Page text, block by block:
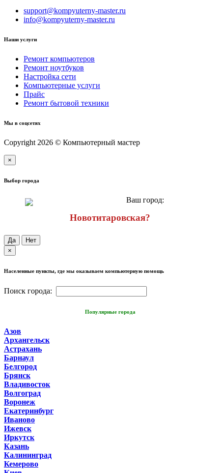
support@kompyuterny-master.ru
info@kompyuterny-master.ru
Наши услуги
Ремонт компьютеров
Ремонт ноутбуков
Настройка сети
Компьютерные услуги
Прайс
Ремонт бытовой техники
Мы в соцсетях
Copyright 2026 © Компьютерный мастер
×
Выбор города
Ваш город:
Новотитаровская?
Да
Нет
×
Населенные пункты, где мы оказываем компьютерную помощь
Поиск города:
Популярные города
Азов
Архангельск
Астрахань
Барнаул
Белгород
Брянск
Владивосток
Волгоград
Воронеж
Екатеринбург
Иваново
Ижевск
Иркутск
Казань
Калининград
Кемерово